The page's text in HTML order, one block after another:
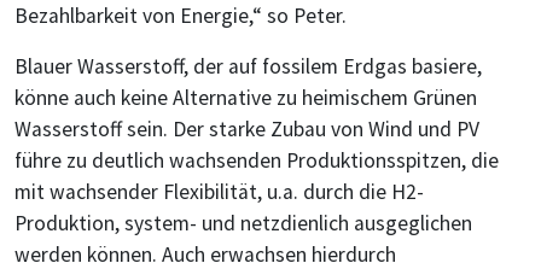
Bezahlbarkeit von Energie,“ so Peter.
Blauer Wasserstoff, der auf fossilem Erdgas basiere,
könne auch keine Alternative zu heimischem Grünen
Wasserstoff sein. Der starke Zubau von Wind und PV
führe zu deutlich wachsenden Produktionsspitzen, die
mit wachsender Flexibilität, u.a. durch die H2-
Produktion, system- und netzdienlich ausgeglichen
werden können. Auch erwachsen hierdurch